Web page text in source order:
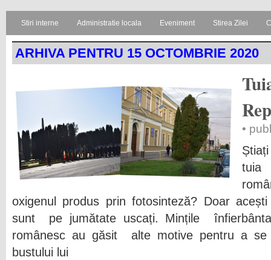
Stiri interne Administratie locala Eveniment Stirea Zilei
ARHIVA PENTRU 15 OCTOMBRIE 2020
•
tuia
oxigenul produs prin fotosinteză? Doar
sunt pe jumătate uscați. Mințile
românesc au găsit alte motive pentru a
bustului lui